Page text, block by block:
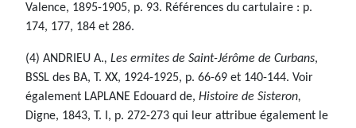
Valence, 1895-1905, p. 93. Références du cartulaire : p.
174, 177, 184 et 286.
(4) ANDRIEU A., Les ermites de Saint-Jérôme de Curbans,
BSSL des BA, T. XX, 1924-1925, p. 66-69 et 140-144. Voir
également LAPLANE Edouard de, Histoire de Sisteron,
Digne, 1843, T. I, p. 272-273 qui leur attribue également le